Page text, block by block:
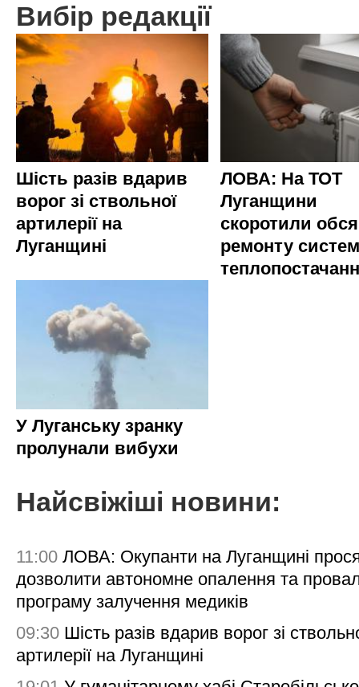
Вибір редакції
Шість разів вдарив
ворог зі ствольної
артилерії на
Луганщині
ЛОВА: На ТОТ
Луганщини
скоротили
ремонту
У Луганську зранку
пролунали вибухи
Найсвіжіші новини:
11:00 ЛОВА: Окупанти на Луганщині
дозволити автономне опалення та
програму залучення медиків
09:30 Шість разів вдарив ворог зі
артилерії на Луганщині